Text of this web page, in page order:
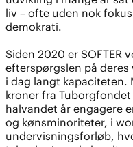
liv – ofte uden nok
demokrati.
Siden 2020 er SOFTER
efterspørgslen på
i dag langt kapaciteten.
kroner fra
halvandet år engagere
og kønsminoriteter, i
undervisningsforløb,